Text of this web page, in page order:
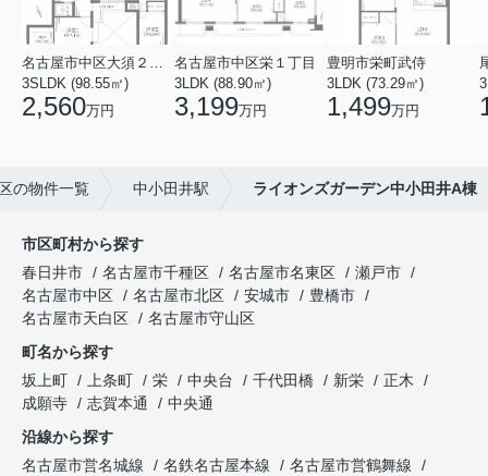
名古屋市中区大須２丁目
3SLDK (98.55㎡)
2,560万円
名古屋市中区栄１丁目
3LDK (88.90㎡)
3,199万円
豊明市栄町武侍
3LDK (73.29㎡)
1,499万円
の物件一覧 中小田井駅 ライオンズガーデン中小田井A棟
市区町村から探す
春日井市
名古屋市千種区 名古屋市名東区
瀬戸市
名古屋市中区
名古屋市北区 安城市
豊橋市
名古屋市天白区
名古屋市守山区
町名から探す
坂上町
上条町 栄 中央台 千代田橋 新栄
正木
成願寺
志賀本通
中央通
沿線から探す
名古屋市営名城線
名鉄名古屋本線
名古屋市営鶴舞線